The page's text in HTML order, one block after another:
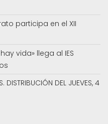
participa en el XII
vida» llega al IES
DISTRIBUCIÓN DEL JUEVES, 4